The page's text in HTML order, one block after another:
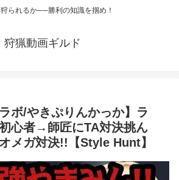
られるか──勝利の知識を掴め！
狩猟動画ギルド
ボ/やきぷりんかっか】ラ
心者→師匠にTA対決挑ん
メガ対決!!【Style Hunt】